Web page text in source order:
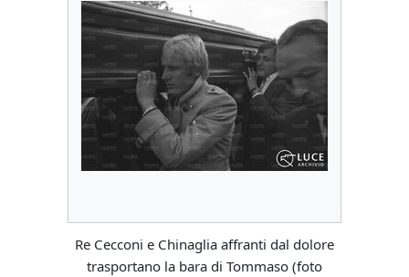
Re Cecconi e Chinaglia affranti dal dolore
trasportano la bara di Tommaso (foto